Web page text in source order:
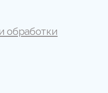
обработки